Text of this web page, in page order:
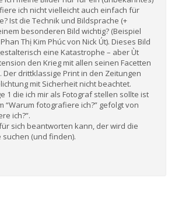
ich nicht vielleicht auch einfach für
Ist die Technik und Bildsprache (+
besonderen Bild wichtig? (Beispiel
Thị Kim Phúc von Nick Út). Dieses Bild
eine Katastrophe – aber Ùt
den Krieg mit allen seinen Facetten
drittklassige Print in den Zeitungen
mit Sicherheit nicht beachtet.
1 die ich mir als Fotograf stellen sollte ist
“Warum fotografiere ich?” gefolgt von
ich?”.
sich beantworten kann, der wird die
(und finden).